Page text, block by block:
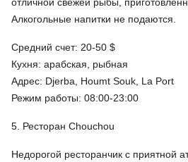
Алкогольные напитки не подаются.
Средний счет: 20-50 $
Кухня: арабская, рыбная
Адрес: Djerba, Houmt Souk, La Port
Режим работы: 08:00-23:00
5. Ресторан Chouchou
Недорогой ресторанчик с приятной